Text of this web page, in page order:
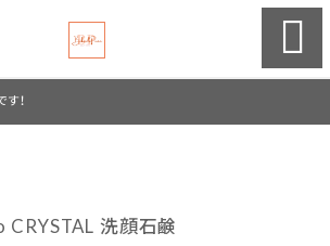

す！
CRYSTAL 洗顔石鹸